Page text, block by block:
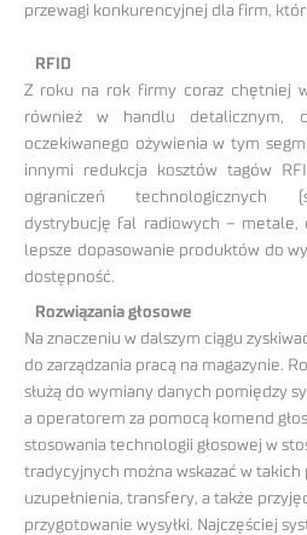
przewagi konkurencyjnej dla firm,
RFID
Z roku na rok firmy coraz chętniej
również w handlu detalicznym,
oczekiwanego ożywienia w tym
innymi redukcja kosztów tagów
ograniczeń technologicznych
dystrybucję fal radiowych – metale,
lepsze dopasowanie produktów do
dostępność.
Rozwiązania głosowe
Na znaczeniu w dalszym ciągu
do zarządzania pracą na magazynie.
służą do wymiany danych pomiędzy
a operatorem za pomocą komend
stosowania technologii głosowej w
tradycyjnych można wskazać w
uzupełnienia, transfery, a także
przygotowanie wysyłki. Najczęściej